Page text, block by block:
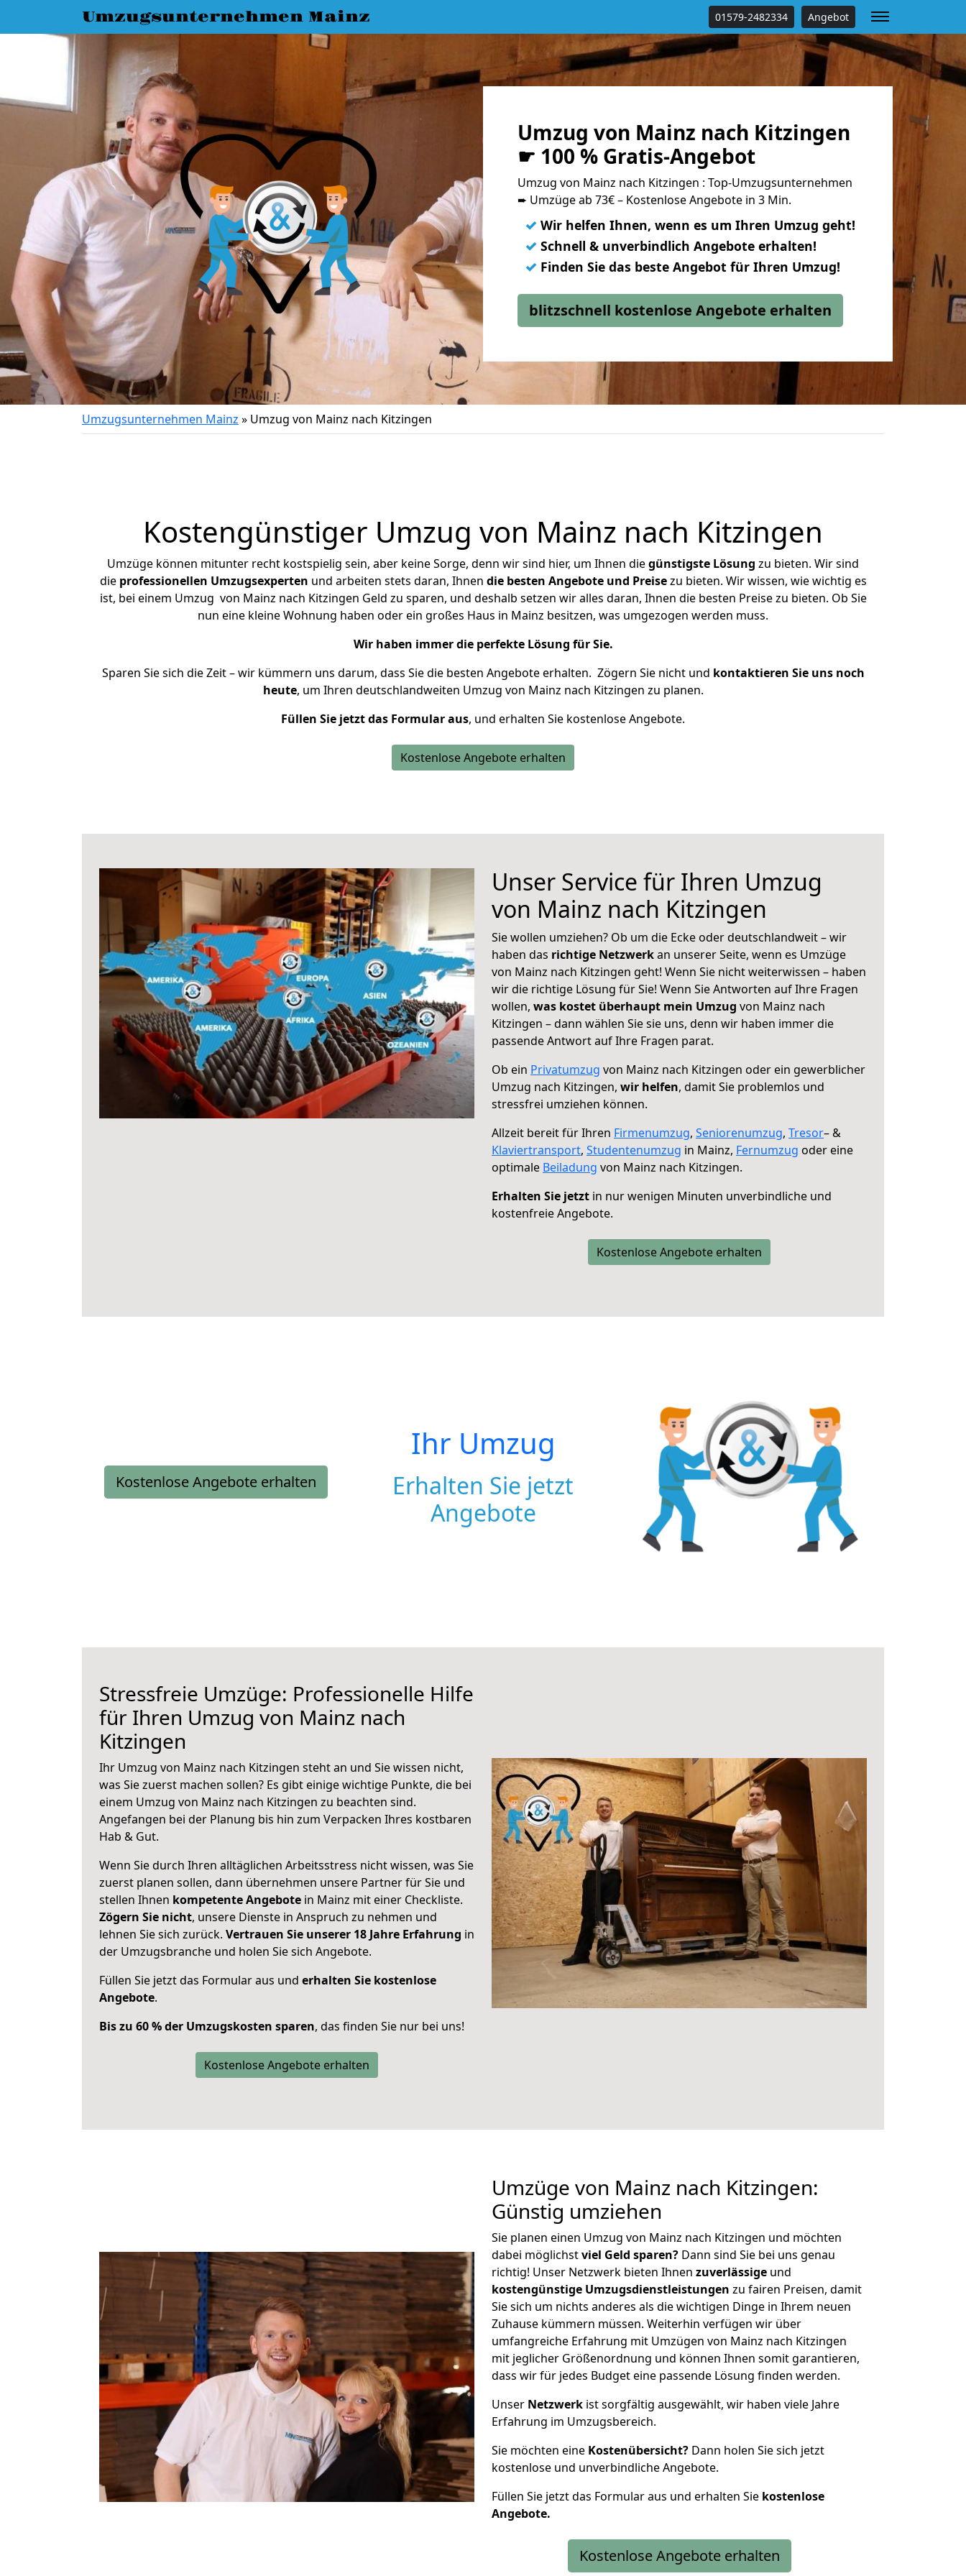
Umzugsunternehmen Mainz 01579-2482334 Angebot
Umzug von Mainz nach Kitzingen
☛ 100 % Gratis-Angebot
Umzug von Mainz nach Kitzingen : Top-Umzugsunternehmen
➨ Umzüge ab 73€ – Kostenlose Angebote in 3 Min.
✓ Wir helfen Ihnen, wenn es um Ihren Umzug geht!
✓ Schnell & unverbindlich Angebote erhalten!
✓ Finden Sie das beste Angebot für Ihren Umzug!
blitzschnell kostenlose Angebote erhalten
Umzugsunternehmen Mainz » Umzug von Mainz nach Kitzingen
Kostengünstiger Umzug von Mainz nach Kitzingen
Umzüge können mitunter recht kostspielig sein, aber keine Sorge, denn wir sind hier, um Ihnen diegünstigste Lösung zu bieten. Wir sind
die professionellen Umzugsexperten und arbeiten stets daran, Ihnen die besten Angebote und Preisezu bieten. Wir wissen, wie wichtig es
ist, bei einem Umzug von Mainz nach Kitzingen Geld zu sparen, und deshalb setzen wir alles daran, Ihnen die besten Preise zu bieten. Ob Sie
nun eine kleine Wohnung haben oder ein großes Haus in Mainz besitzen, was umgezogen werden muss.
Wir haben immer die perfekte Lösung für Sie.
Sparen Sie sich die Zeit – wir kümmern uns darum, dass Sie die besten Angebote erhalten. Zögern Sie nicht und kontaktieren Sie uns noch
heute, um Ihren deutschlandweiten Umzug von Mainz nach Kitzingen zu planen.
Füllen Sie jetzt das Formular aus, und erhalten Sie kostenlose Angebote.
Kostenlose Angebote erhalten
Unser Service für Ihren Umzug
von Mainz nach Kitzingen
Sie wollen umziehen? Ob um die Ecke oder deutschlandweit – wir
haben das richtige Netzwerkan unserer Seite, wenn es Umzüge
von Mainz nach Kitzingen geht! Wenn Sie nicht weiterwissen – haben
wir die richtige Lösung für Sie! Wenn Sie Antworten auf Ihre Fragen
wollen, was kostet überhaupt mein Umzug von Mainz nach
Kitzingen – dann wählen Sie sie uns, denn wir haben immer die
passende Antwort auf Ihre Fragen parat.
Ob ein Privatumzug von Mainz nach Kitzingen oder ein gewerblicher
Umzug nach Kitzingen, wir helfen, damit Sie problemlos und
stressfrei umziehen können.
Allzeit bereit für Ihren Firmenumzug, Seniorenumzug, Tresor– &
Klaviertransport, Studentenumzug in Mainz, Fernumzug oder eine
optimale Beiladung von Mainz nach Kitzingen.
Erhalten Sie jetzt in nur wenigen Minuten unverbindliche und
kostenfreie Angebote.
Kostenlose Angebote erhalten
Kostenlose Angebote erhalten
Ihr Umzug
Erhalten Sie jetzt
Angebote
Stressfreie Umzüge: Professionelle Hilfe
für Ihren Umzug von Mainz nach
Kitzingen
Ihr Umzug von Mainz nach Kitzingen steht an und Sie wissen nicht,
was Sie zuerst machen sollen? Es gibt einige wichtige Punkte, die bei
einem Umzug von Mainz nach Kitzingen zu beachten sind.
Angefangen bei der Planung bis hin zum Verpacken Ihres kostbaren
Hab & Gut.
Wenn Sie durch Ihren alltäglichen Arbeitsstress nicht wissen, was Sie
zuerst planen sollen, dann übernehmen unsere Partner für Sie und
stellen Ihnen kompetente Angebote in Mainz mit einer Checkliste.
Zögern Sie nicht, unsere Dienste in Anspruch zu nehmen und
lehnen Sie sich zurück. Vertrauen Sie unserer 18 Jahre Erfahrung in
der Umzugsbranche und holen Sie sich Angebote.
Füllen Sie jetzt das Formular aus und erhalten Sie kostenlose
Angebote.
Bis zu 60 % der Umzugskosten sparen, das finden Sie nur bei uns!
Kostenlose Angebote erhalten
Umzüge von Mainz nach Kitzingen:
Günstig umziehen
Sie planen einen Umzug von Mainz nach Kitzingen und möchten
dabei möglichstviel Geld sparen? Dann sind Sie bei uns genau
richtig! Unser Netzwerk bieten Ihnen zuverlässige und
kostengünstige Umzugsdienstleistungen zu fairen Preisen, damit
Sie sich um nichts anderes als die wichtigen Dinge in Ihrem neuen
Zuhause kümmern müssen. Weiterhin verfügen wir über
umfangreiche Erfahrung mit Umzügen von Mainz nach Kitzingen
mit jeglicher Größenordnung und können Ihnen somit garantieren,
dass wir für jedes Budget eine passende Lösung finden werden.
Unser Netzwerk ist sorgfältig ausgewählt, wir haben viele Jahre
Erfahrung im Umzugsbereich.
Sie möchten eine Kostenübersicht? Dann holen Sie sich jetzt
kostenlose und unverbindliche Angebote.
Füllen Sie jetzt das Formular aus und erhalten Sie kostenlose
Angebote.
Kostenlose Angebote erhalten